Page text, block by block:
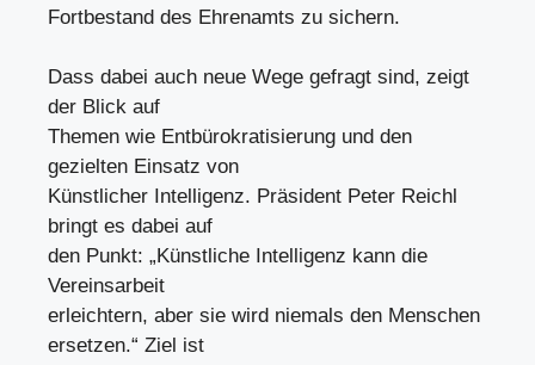
Fortbestand des Ehrenamts zu sichern.
Dass dabei auch neue Wege gefragt sind, zeigt
der Blick auf
Themen wie Entbürokratisierung und den
gezielten Einsatz von
Künstlicher Intelligenz. Präsident Peter Reichl
bringt es dabei auf
den Punkt: „Künstliche Intelligenz kann die
Vereinsarbeit
erleichtern, aber sie wird niemals den Menschen
ersetzen.“ Ziel ist